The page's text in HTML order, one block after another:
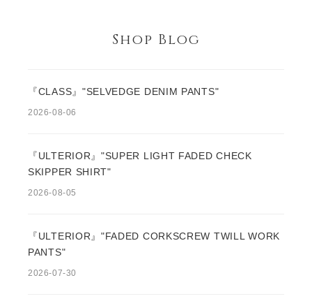
Shop Blog
『CLASS』"SELVEDGE DENIM PANTS"
2026-08-06
『ULTERIOR』"SUPER LIGHT FADED CHECK
SKIPPER SHIRT"
2026-08-05
『ULTERIOR』"FADED CORKSCREW TWILL WORK
PANTS"
2026-07-30